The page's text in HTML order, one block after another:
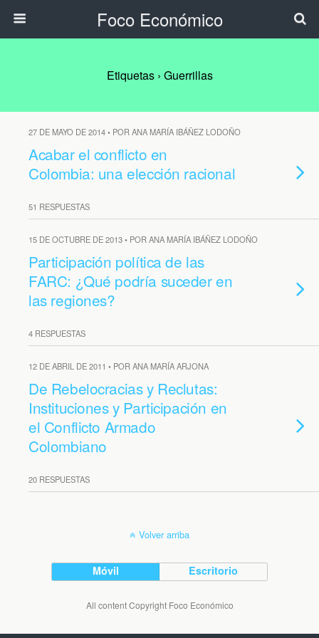
Foco Económico
Etiquetas › Guerrillas
27 DE MAYO DE 2014 • POR ANA MARÍA IBÁÑEZ LODOÑO
Acabar el conflicto en
Colombia: una elección racional
51 RESPUESTAS
15 DE OCTUBRE DE 2013 • POR ANA MARÍA IBÁÑEZ LODOÑO
Participación política de las
FARC: ¿Qué podría suceder en
las regiones?
4 RESPUESTAS
12 DE ABRIL DE 2011 • POR ANA MARÍA ARJONA
De Rebelocracias y Reclutas:
Instituciones y Participación en
el Conflicto Armado
Colombiano
20 RESPUESTAS
Volver arriba
Móvil Escritorio
All content Copyright Foco Económico